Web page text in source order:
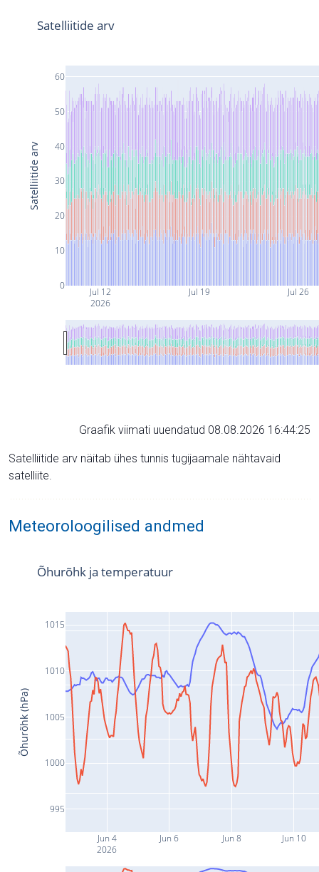
Jul 12
2026
Jul 19 Jul 26
0
10
20
30
40
50
60
Satelliitide arv
Satelliitide arv
Graafik viimati uuendatud 08.08.2026 16:44:25
Satelliitide arv näitab ühes tunnis tugijaamale nähtavaid
satelliite.
Meteoroloogilised andmed
Jun 4
2026
Jun 6 Jun 8 Jun 10
995
1000
1005
1010
1015
Õhurõhk ja temperatuur
Õhurõhk (hPa)